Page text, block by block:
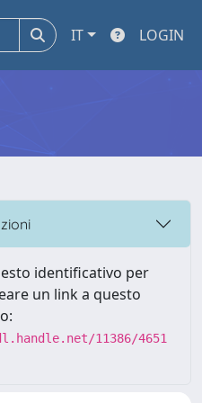
IT LOGIN
identificativo per
un link a questo
11386/4651